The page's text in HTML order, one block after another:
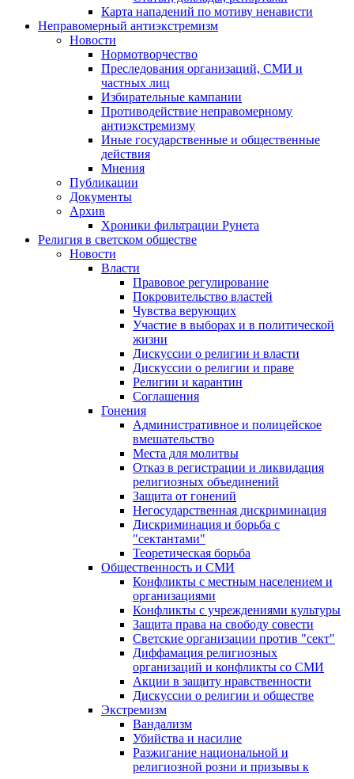
Карта нападений по мотиву ненависти
Неправомерный антиэкстремизм
Новости
Нормотворчество
Преследования организаций, СМИ и
частных лиц
Избирательные кампании
Противодействие неправомерному
антиэкстремизму
Иные государственные и общественные
действия
Мнения
Публикации
Документы
Архив
Хроники фильтрации Рунета
Религия в светском обществе
Новости
Власти
Правовое регулирование
Покровительство властей
Чувства верующих
Участие в выборах и в политической
жизни
Дискуссии о религии и власти
Дискуссии о религии и праве
Религии и карантин
Соглашения
Гонения
Административное и полицейское
вмешательство
Места для молитвы
Отказ в регистрации и ликвидация
религиозных объединений
Защита от гонений
Негосударственная дискриминация
Дискриминация и борьба с
"сектантами"
Теоретическая борьба
Общественность и СМИ
Конфликты с местным населением и
организациями
Конфликты с учреждениями культуры
Защита права на свободу совести
Светские организации против "сект"
Диффамация религиозных
организаций и конфликты со СМИ
Акции в защиту нравственности
Дискуссии о религии и обществе
Экстремизм
Вандализм
Убийства и насилие
Разжигание национальной и
религиозной розни и призывы к